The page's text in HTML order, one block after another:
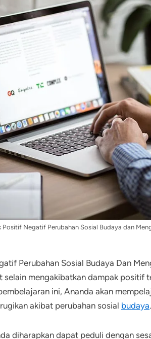
Positif Negatif Perubahan Sosial Budaya dan
Perubahan Sosial Budaya Dan
selain mengakibatkan dampak positif
ini, Ananda akan
akibat perubahan sosial budaya.
diharapkan dapat peduli dengan